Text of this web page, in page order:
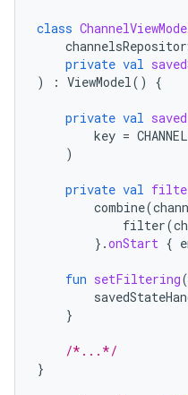
class
private val
)
: ViewModel() {
private val
key =
)
private val
combine(
filter(
}.onStart {
fun setFiltering(
}
/*...*/
}